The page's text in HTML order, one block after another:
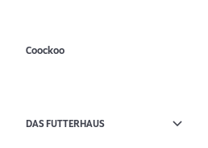
Coockoo
DAS FUTTERHAUS